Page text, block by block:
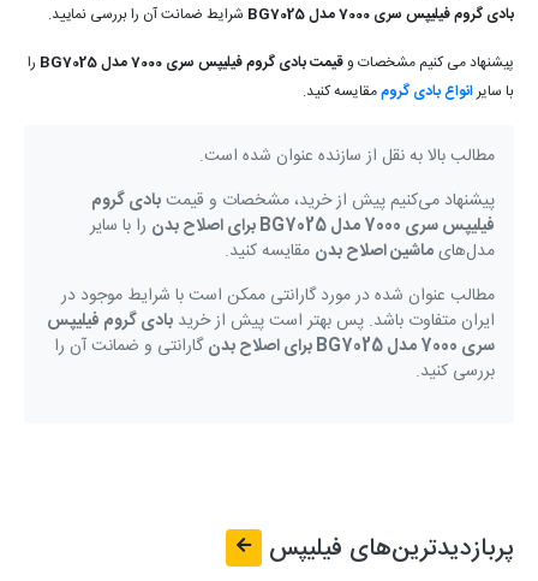
بادی گروم فیلیپس سری 7000 مدل BG7025
شرایط ضمانت آن را بررسی نمایید.
پیشنهاد می کنیم مشخصات و قیمت بادی گروم فیلیپس سری 7000 مدل BG7025
را
با سایر انواع بادی گروممقایسه کنید.
مطالب بالا به نقل از سازنده عنوان شده است.
پیشنهاد می‌کنیم پیش از خرید، مشخصات و قیمتبادی گروم
فیلیپس سری 7000 مدل BG7025 برای اصلاح بدن
را با سایر
مدل‌هایماشین اصلاح بدن مقایسه کنید.
مطالب عنوان شده در مورد گارانتی ممکن است با شرایط موجود در
ایران متفاوت باشد. پس بهتر است پیش از خرید بادی گروم فیلیپس
سری 7000 مدل BG7025 برای اصلاح بدن
گارانتی و ضمانت آن را
بررسی کنید.
پربازدیدترین‌های فیلیپس